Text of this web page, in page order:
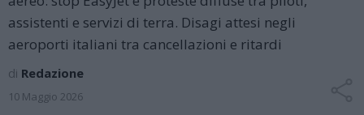
assistenti e servizi di terra. Disagi attesi negli
aeroporti italiani tra cancellazioni e ritardi
di Redazione
10 Maggio 2026